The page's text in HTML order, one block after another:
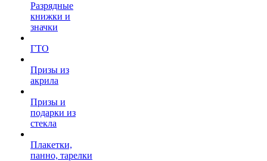
Разрядные
книжки и
значки
ГТО
Призы из
акрила
Призы и
подарки из
стекла
Плакетки,
панно, тарелки